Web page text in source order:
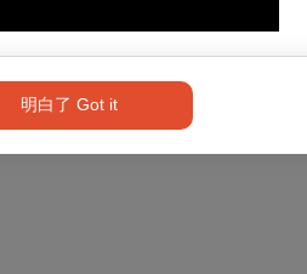
明白了 Got it